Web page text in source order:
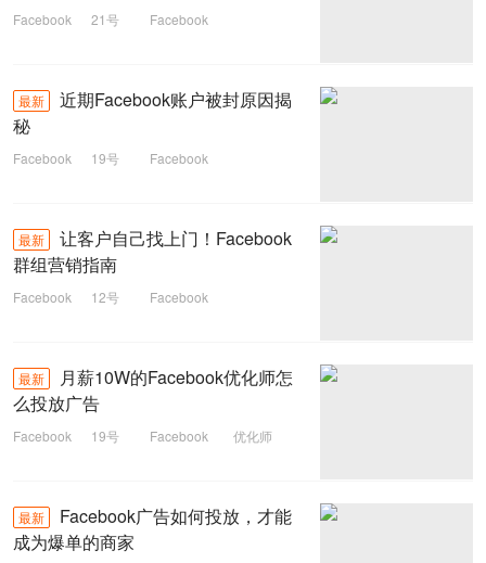
Facebook 21号
Facebook
最新
近期Facebook账户被封原因揭
秘
Facebook 19号
Facebook
最新
让客户自己找上门！Facebook
群组营销指南
Facebook 12号
Facebook
最新
月薪10W的Facebook优化师怎
么投放广告
Facebook 19号 Facebook 优化师
最新
Facebook广告如何投放，才能
成为爆单的商家